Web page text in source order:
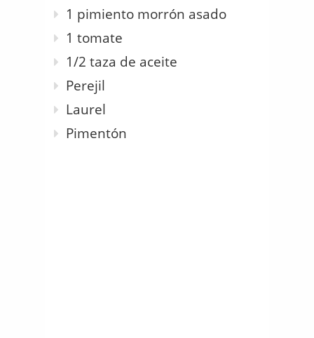
1 pimiento morrón asado
1 tomate
1/2 taza de aceite
Perejil
Laurel
Pimentón